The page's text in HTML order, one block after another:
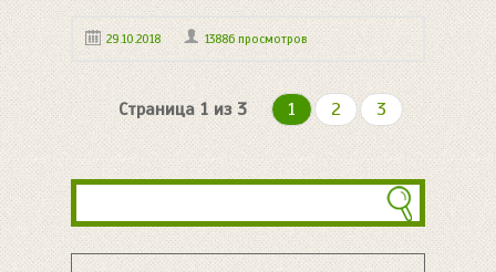
29.10.2018 13886 просмотров
Страница 1 из 3 1 2 3